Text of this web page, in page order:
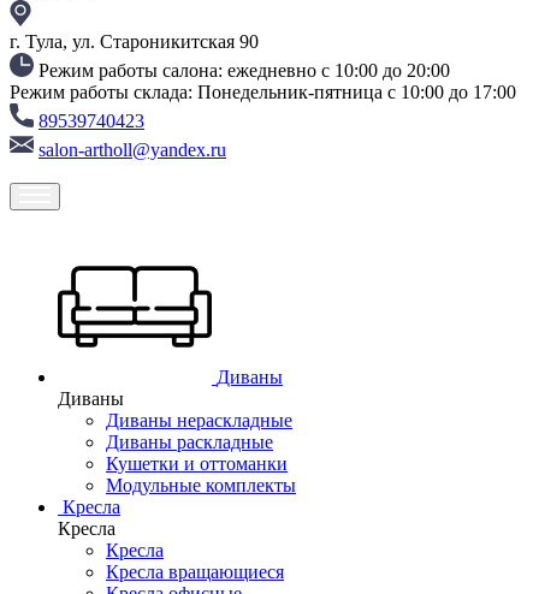
г. Тула, ул. Староникитская 90
Режим работы салона: ежедневно с 10:00 до 20:00
Режим работы склада: Понедельник-пятница с 10:00 до 17:00
89539740423
salon-artholl@yandex.ru
Диваны
Диваны
Диваны нераскладные
Диваны раскладные
Кушетки и оттоманки
Модульные комплекты
Кресла
Кресла
Кресла
Кресла вращающиеся